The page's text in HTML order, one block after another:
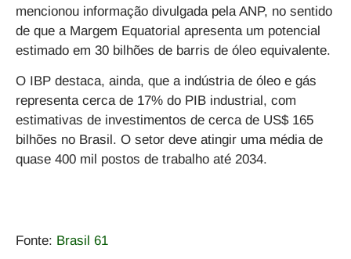
mencionou informação divulgada pela ANP, no sentido
de que a Margem Equatorial apresenta um potencial
estimado em 30 bilhões de barris de óleo equivalente.
O IBP destaca, ainda, que a indústria de óleo e gás
representa cerca de 17% do PIB industrial, com
estimativas de investimentos de cerca de US$ 165
bilhões no Brasil. O setor deve atingir uma média de
quase 400 mil postos de trabalho até 2034.
Fonte: Brasil 61